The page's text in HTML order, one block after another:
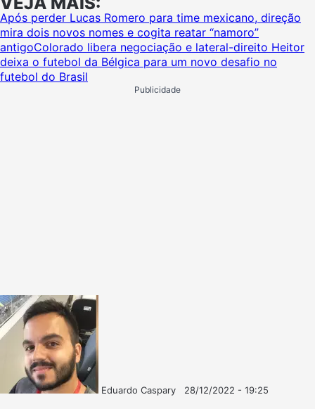
Após perder Lucas Romero para time mexicano, direção
mira dois novos nomes e cogita reatar “namoro”
antigoColorado libera negociação e lateral-direito Heitor
deixa o futebol da Bélgica para um novo desafio no
futebol do Brasil
Publicidade
Eduardo Caspary
28/12/2022 - 19:25